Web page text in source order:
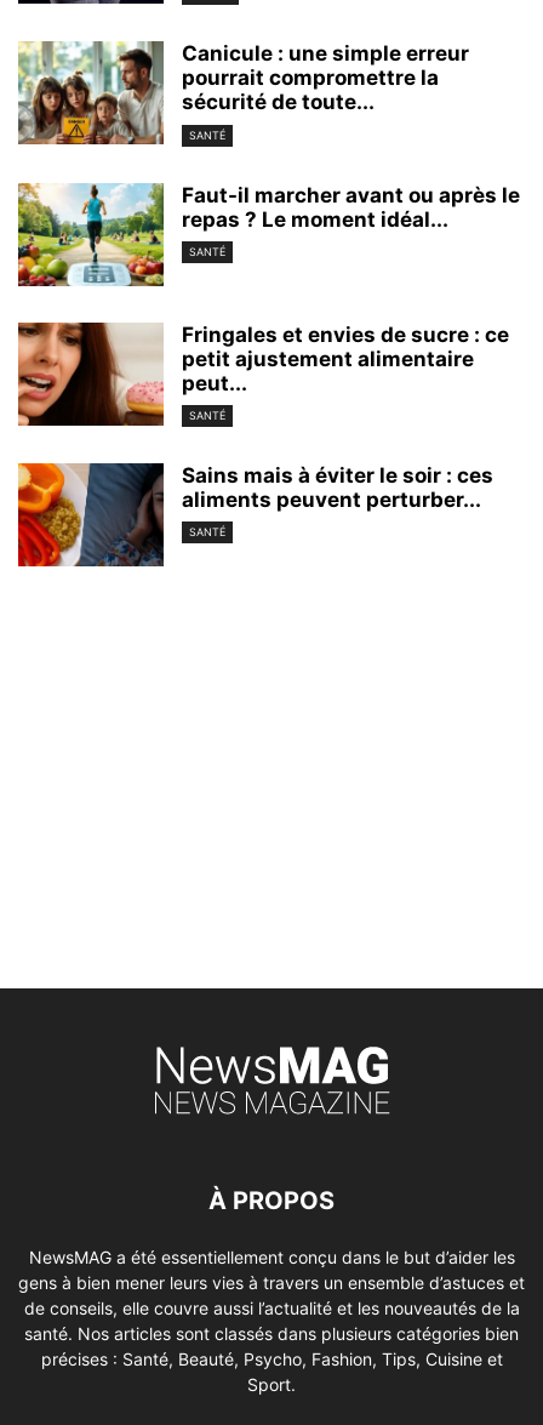
Canicule : une simple erreur
pourrait compromettre la
sécurité de toute...
SANTÉ
Faut-il marcher avant ou après le
repas ? Le moment idéal...
SANTÉ
Fringales et envies de sucre : ce
petit ajustement alimentaire
peut...
SANTÉ
Sains mais à éviter le soir : ces
aliments peuvent perturber...
SANTÉ
À PROPOS
NewsMAG a été essentiellement conçu dans le but d’aider les
gens à bien mener leurs vies à travers un ensemble d’astuces et
de conseils, elle couvre aussi l’actualité et les nouveautés de la
santé. Nos articles sont classés dans plusieurs catégories bien
précises : Santé, Beauté, Psycho, Fashion, Tips, Cuisine et
Sport.